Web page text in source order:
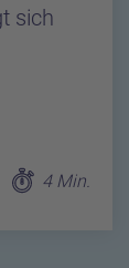
sich
4 Min.